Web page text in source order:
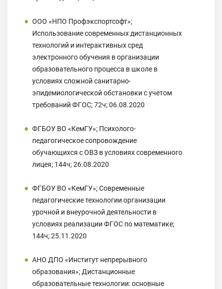
ООО «НПО Профэкспортсофт»;
Использование современных дистанционных
технологий и интерактивных сред
электронного обучения в организации
образовательного процесса в школе в
условиях сложной санитарно-
эпидемиологической обстановки с учетом
требований ФГОС; 72ч; 06.08.2020
ФГБОУ ВО «КемГУ»; Психолого-
педагогическое сопровождение
обучающихся с ОВЗ в условиях современного
лицея; 144ч; 26.08.2020
ФГБОУ ВО «КемГУ»; Современные
педагогические технологии организации
урочной и внеурочной деятельности в
условиях реализации ФГОС по математике;
144ч; 25.11.2020
АНО ДПО «Институт непрерывного
образования»; Дистанционные
образовательные технологии: основные